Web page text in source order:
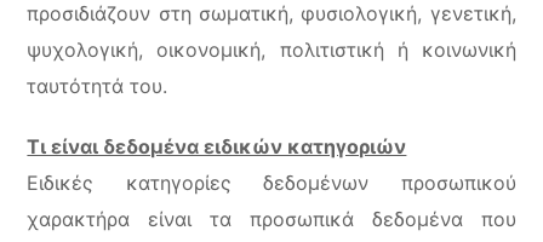
προσιδιάζουν στη σωματική, φυσιολογική, γενετική,
ψυχολογική, οικονομική, πολιτιστική ή κοινωνική
ταυτότητά του.
Τι είναι δεδομένα ειδικών κατηγοριών
Ειδικές κατηγορίες δεδομένων προσωπικού
χαρακτήρα είναι τα προσωπικά δεδομένα που